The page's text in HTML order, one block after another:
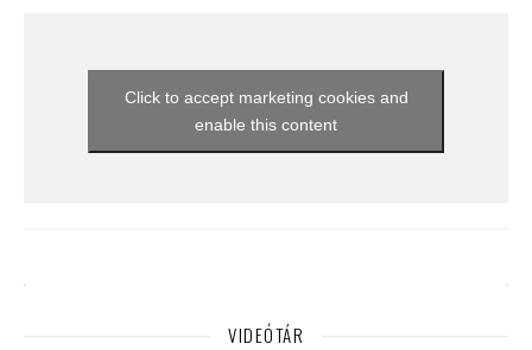
Click to accept marketing cookies and
enable this content
VIDEÓTÁR